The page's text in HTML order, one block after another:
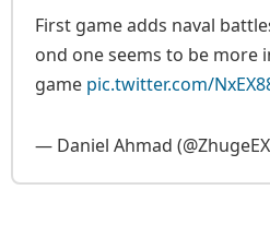
First game adds naval
ond one seems to be more
game pic.twitter.com/
— Daniel Ahmad